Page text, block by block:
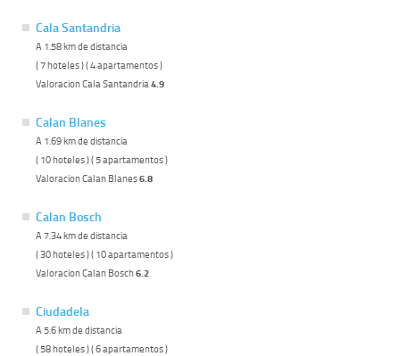
Cala Santandria
A 1.58 km de distancia
( 7 hoteles ) ( 4 apartamentos )
Valoracion Cala Santandria 4.9
Calan Blanes
A 1.69 km de distancia
( 10 hoteles ) ( 5 apartamentos )
Valoracion Calan Blanes6.8
Calan Bosch
A 7.34 km de distancia
( 30 hoteles ) ( 10 apartamentos )
Valoracion Calan Bosch6.2
Ciudadela
A 5.6 km de distancia
( 58 hoteles ) ( 6 apartamentos )